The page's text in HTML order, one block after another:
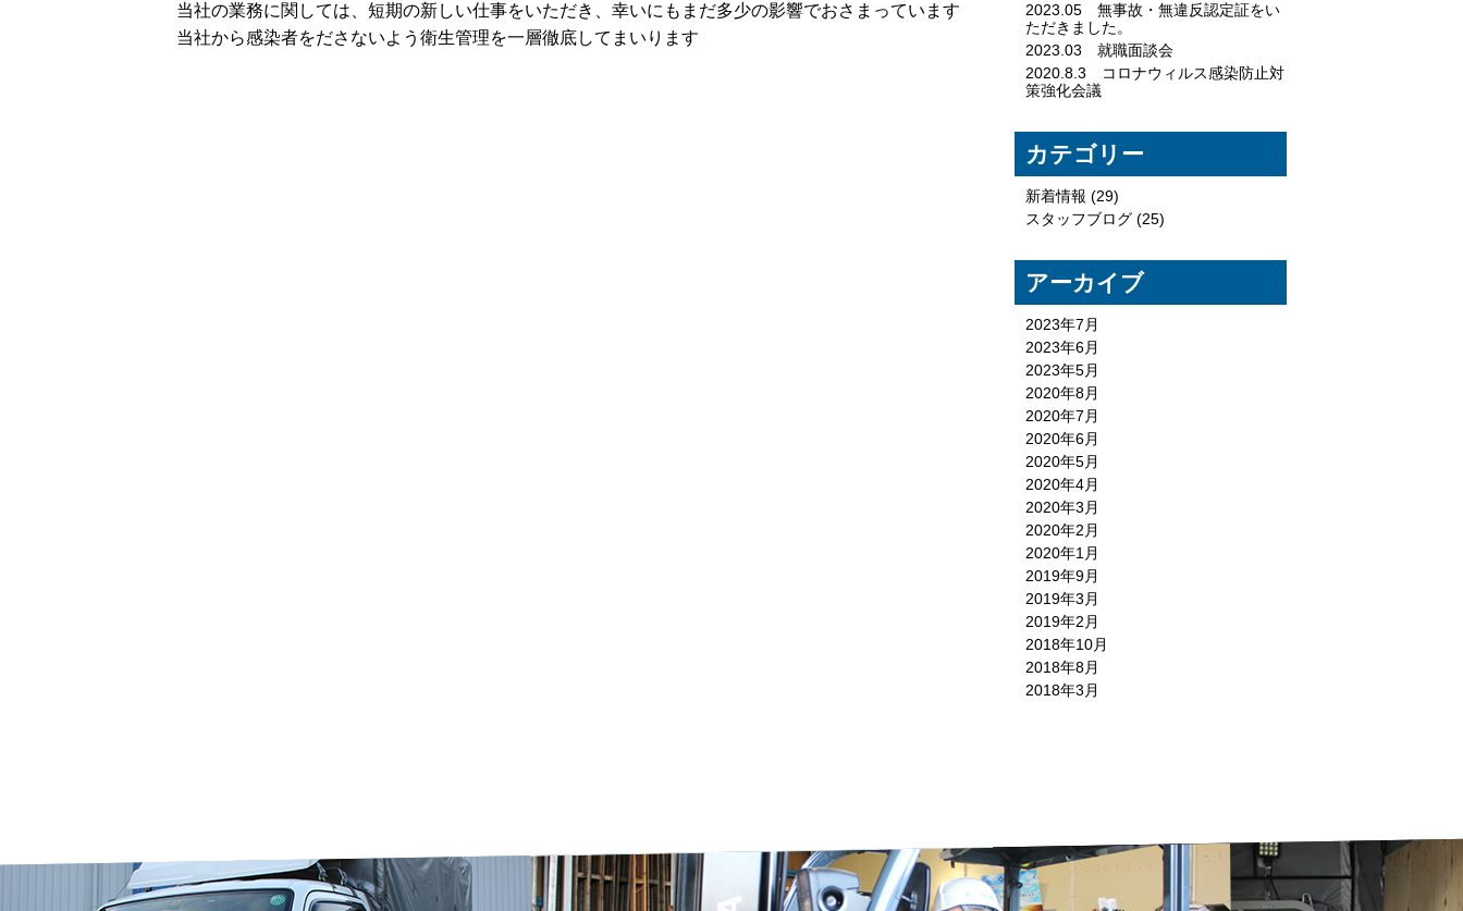
当社の業務に関しては、短期の新しい仕事をいただき、幸いにもまだ多少の影響でおさまっています
当社から感染者をださないよう衛生管理を一層徹底してまいります
2023.05 無事故・無違反認定証をい
ただきました。
2023.03 就職面談会
2020.8.3 コロナウィルス感染防止対
策強化会議
カテゴリー
新着情報 (29)
スタッフブログ (25)
アーカイブ
2023年7月
2023年6月
2023年5月
2020年8月
2020年7月
2020年6月
2020年5月
2020年4月
2020年3月
2020年2月
2020年1月
2019年9月
2019年3月
2019年2月
2018年10月
2018年8月
2018年3月